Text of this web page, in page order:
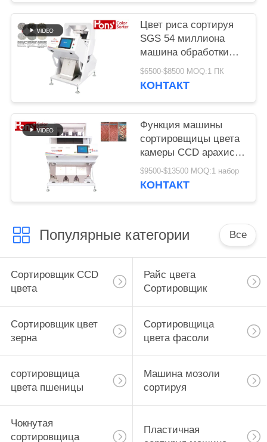
Цвет риса сортируя
SGS 54 миллиона
машина обработки
разделителя пиксела
$6500-$8500 MOQ:1 ПК
КОНТАКТ
Функция машины
сортировщицы цвета
камеры CCD арахиса
3 парашютов
множественная
$9500-$13500 MOQ:1 набор
КОНТАКТ
Популярные категории Все
Сортировщик CCD
цвета
Райс цвета
Сортировщик
Сортировщик цвет
зерна
Сортировщица
цвета фасоли
сортировщица
цвета пшеницы
Машина мозоли
сортируя
Чокнутая
сортировщица
Пластичная